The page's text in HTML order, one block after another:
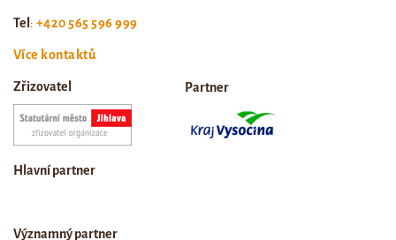
Tel: +420 565 596 999
Více kontaktů
Zřizovatel Partner
Hlavní partner
Významný partner